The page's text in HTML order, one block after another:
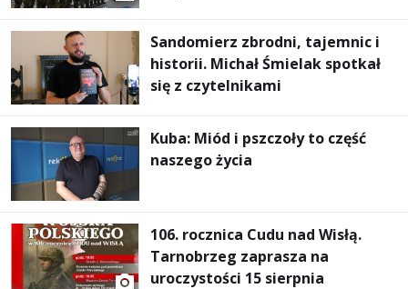
Sandomierz zbrodni, tajemnic i
historii. Michał Śmielak spotkał
się z czytelnikami
Kuba: Miód i pszczoły to część
naszego życia
106. rocznica Cudu nad Wisłą.
Tarnobrzeg zaprasza na
uroczystości 15 sierpnia